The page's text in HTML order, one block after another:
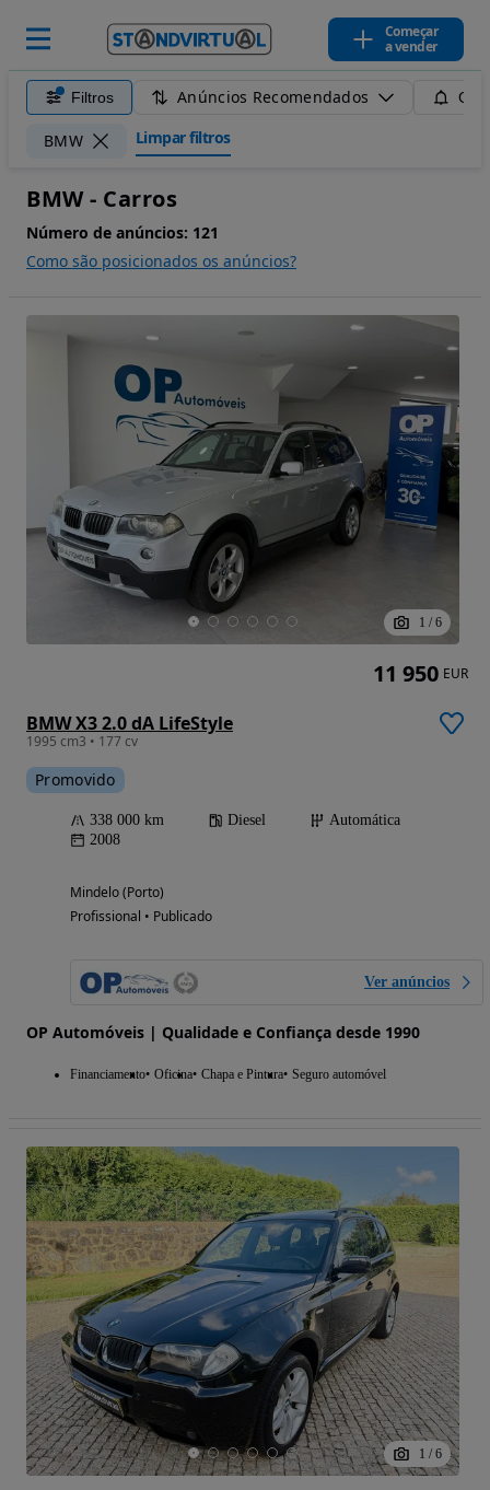
Começar
a vender
Filtros Anúncios Recomendados
BMW Limpar filtros
BMW - Carros
Número de anúncios: 121
Como são posicionados os anúncios?
1 / 6
BMW X3 2.0 dA LifeStyle
1995 cm3 • 177 cv
Promovido
338 000 km Diesel
Automática
2008
Mindelo (Porto)
Profissional • Publicado
Ver anúncios
OP Automóveis | Qualidade e Confiança desde 1990
Financiamento Oficina Chapa e Pintura Seguro automóvel
11 950 EUR
1 / 6